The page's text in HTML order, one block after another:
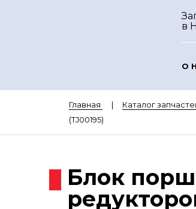
в
О
Главная Каталог
(TJ00195)
Блок